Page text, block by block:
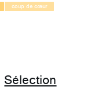
coup de cœur
Sélection